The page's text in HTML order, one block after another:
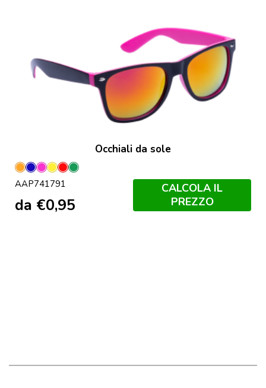
Occhiali da sole
Arancione
BluFucsia
Giallo
RossoVerde
AAP741791
da €0,95
CALCOLA IL
PREZZO